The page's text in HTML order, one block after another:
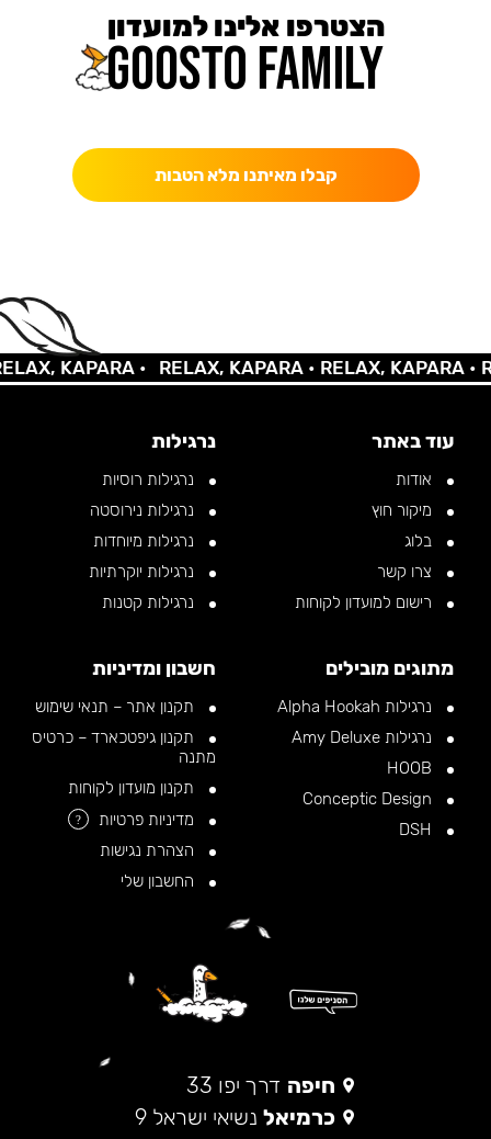
הצטרפו אלינו למועדון
קבלו מאיתנו מלא הטבות
KAPARA • RELAX, KAPARA •RELAX, KAPARA •
עוד באתר
אודות
מיקור חוץ
בלוג
צרו קשר
רישום למועדון לקוחות
נרגילות
נרגילות רוסיות
נרגילות נירוסטה
נרגילות מיוחדות
נרגילות יוקרתיות
נרגילות קטנות
מתוגים מובילים
נרגילות Alpha Hookah
נרגילות Amy Deluxe
חשבון ומדיניות
תקנון אתר – תנאי שימוש
תקנון גיפטכארד – כרטיס
מתנה
תקנון מועדון לקוחות
מדיניות פרטיות
?
הצהרת נגישות
החשבון שלי
חיפה דרך יפו 33
כרמיאל נשיאי ישראל 9